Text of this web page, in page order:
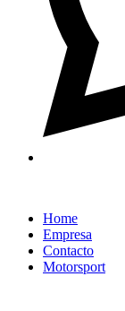
Home
Empresa
Contacto
Motorsport